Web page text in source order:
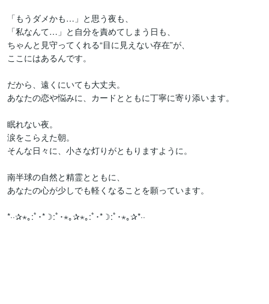
「もうダメかも…」と思う夜も、
「私なんて…」と自分を責めてしまう日も、
ちゃんと見守ってくれる“目に見えない存在”が、
ここにはあるんです。
だから、遠くにいても大丈夫。
あなたの恋や悩みに、カードとともに丁寧に寄り添います。
眠れない夜。
涙をこらえた朝。
そんな日々に、小さな灯りがともりますように。
南半球の自然と精霊とともに、
あなたの心が少しでも軽くなることを願っています。
*··✰⋆｡:ﾟ･*☽:ﾟ･⋆｡✰⋆｡:ﾟ･*☽:ﾟ･⋆｡✰*··